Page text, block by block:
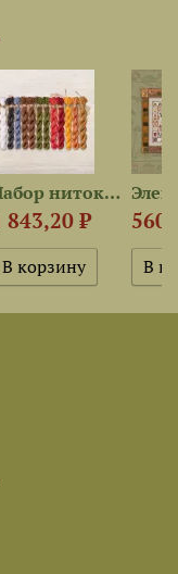
Набор ниток OwlForest для...
843,20 ₽ 560